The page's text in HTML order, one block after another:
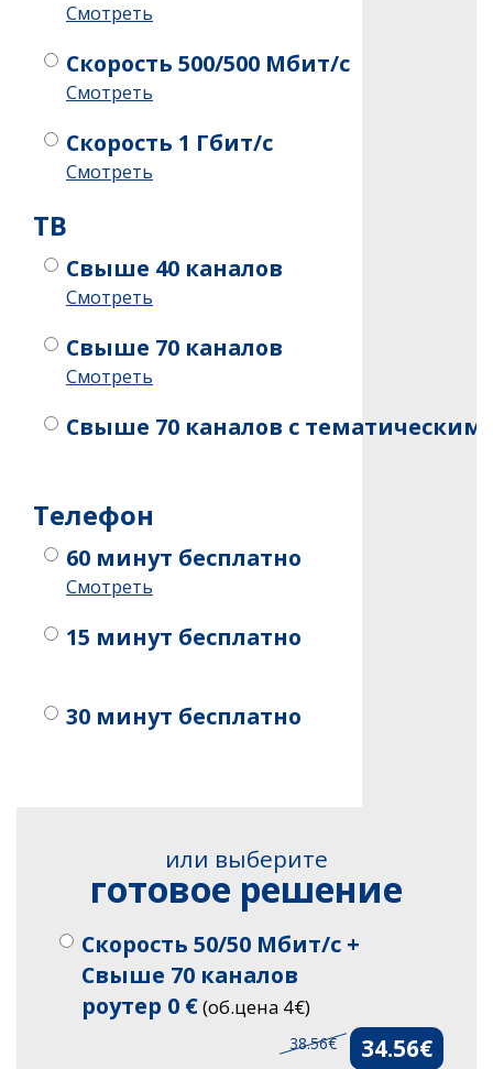
Смотреть
Скорость 500/500 Мбит/с
Смотреть
Скорость 1 Гбит/с
Смотреть
ТB
Свыше 40 каналов
Смотреть
Свыше 70 каналов
Смотреть
Свыше 70 каналов c
Телефон
60 минут бесплатно
Смотреть
15 минут бесплатно
30 минут бесплатно
или выберите
готовое решение
Скорость 50/50 Мбит/с +
Свыше 70 каналов
роутер 0 €(об.цена 4€)
34.56€
38.56€